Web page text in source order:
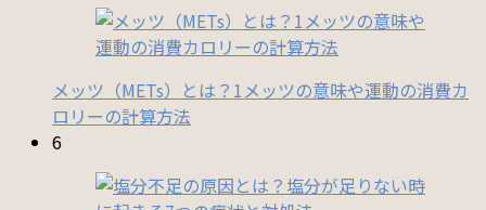
メッツ（METs）とは？1メッツの意味や運動の消費カ
ロリーの計算方法
6